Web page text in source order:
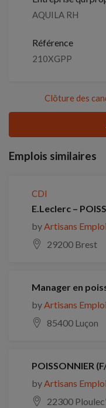
AQUILA RH
Référence
210XGPP
Clôture des
Emplois similaires
CDI
E.Leclerc –
byArtisans Emploi
29200 Brest
Manager en
byArtisans Emploi
85400 Luçon
POISSONNIER
byArtisans Emploi
22300